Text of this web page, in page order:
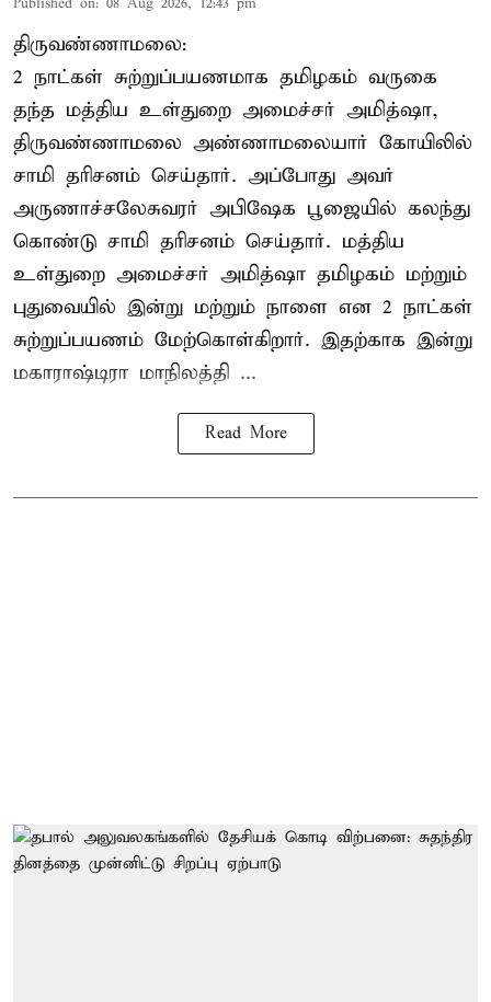
Published on: 08 Aug 2026, 12:43 pm
திருவண்ணாமலை:
2 நாட்கள் சுற்றுப்பயணமாக தமிழகம் வருகை
தந்த மத்திய உள்துறை அமைச்சர் அமித்ஷா,
திருவண்ணாமலை அண்ணாமலையார் கோயிலில்
சாமி தரிசனம் செய்தார். அப்போது அவர்
அருணாச்சலேசுவரர் அபிஷேக பூஜையில் கலந்து
கொண்டு சாமி தரிசனம் செய்தார். மத்திய
உள்துறை அமைச்சர் அமித்ஷா தமிழகம் மற்றும்
புதுவையில் இன்று மற்றும் நாளை என 2 நாட்கள்
சுற்றுப்பயணம் மேற்கொள்கிறார். இதற்காக இன்று
மகாராஷ்டிரா மாநிலத்தி ...
Read More